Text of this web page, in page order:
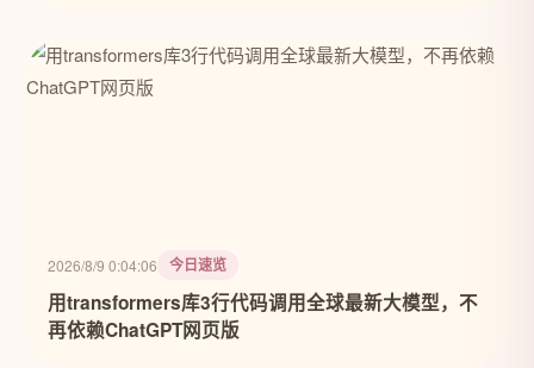
2026/8/9 0:04:06 今日速览
用transformers库3行代码调用全球最新大模型，不
再依赖ChatGPT网页版